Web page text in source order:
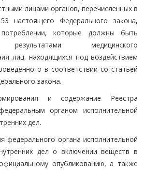
лицами органов, перечисленных в
настоящего Федерального закона,
которые должны быть
результатами медицинского
лиц, находящихся под воздействием
в соответствии со статьей
закона.
и содержание Реестра
органом исполнительной
дел.
федерального органа исполнительной
дел о включении веществ в
опубликованию, а также